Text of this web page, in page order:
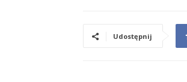
Udostępnij